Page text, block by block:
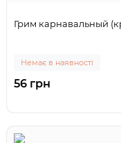
Грим карнавальный
Немає в наявності
56 грн